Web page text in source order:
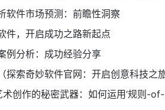
）
软件市场预测：前瞻性洞察
件，开启成功之路新起点
例分析：成功经验分享
探索奇妙软件官网：开启创意科技之旅
创作的秘密武器：如何运用‘规则-of-